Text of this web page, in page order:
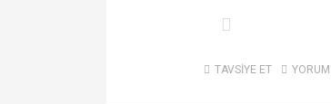
TAVSİYE ET